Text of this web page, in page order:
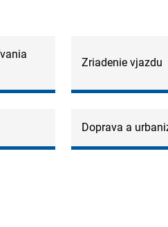
Zriadenie vjazdu
Doprava a